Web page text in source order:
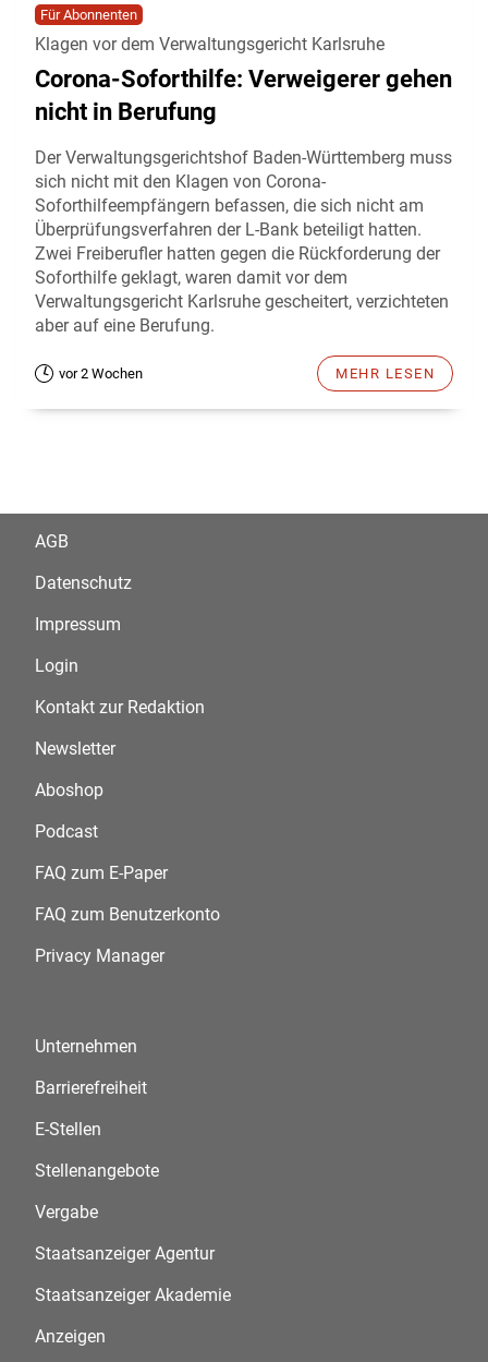
Für Abonnenten
Klagen vor dem Verwaltungsgericht Karlsruhe
Corona-Soforthilfe: Verweigerer gehen
nicht in Berufung
Der Verwaltungsgerichtshof Baden-Württemberg muss
sich nicht mit den Klagen von Corona-
Soforthilfeempfängern befassen, die sich nicht am
Überprüfungsverfahren der L-Bank beteiligt hatten.
Zwei Freiberufler hatten gegen die Rückforderung der
Soforthilfe geklagt, waren damit vor dem
Verwaltungsgericht Karlsruhe gescheitert, verzichteten
aber auf eine Berufung.
vor 2 Wochen MEHR LESEN
AGB
Datenschutz
Impressum
Login
Kontakt zur Redaktion
Newsletter
Aboshop
Podcast
FAQ zum E-Paper
FAQ zum Benutzerkonto
Privacy Manager
Unternehmen
Barrierefreiheit
E-Stellen
Stellenangebote
Vergabe
Staatsanzeiger Agentur
Staatsanzeiger Akademie
Anzeigen